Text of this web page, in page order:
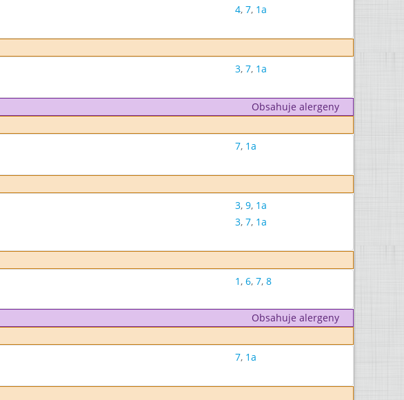
4, 7, 1a
3, 7, 1a
Obsahuje alergeny
7, 1a
3, 9, 1a
3, 7, 1a
1, 6, 7, 8
Obsahuje alergeny
7, 1a